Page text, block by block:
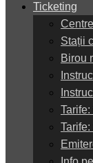
Ticketing
Stații
Birou